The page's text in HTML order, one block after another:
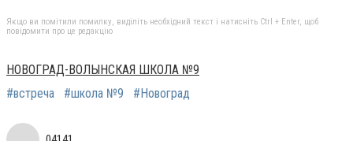
Якщо ви помітили помилку, виділіть необхідний текст і натисніть Ctrl + Enter, щоб
повідомити про це редакцію
НОВОГРАД-ВОЛЫНСКАЯ ШКОЛА №9
#встреча
#школа №9 #Новоград